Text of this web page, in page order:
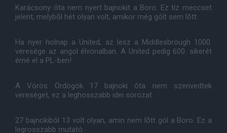
Karácsony óta nem nyert bajnokit a Boro. Ez tíz meccset
jelent, melybõl hét olyan volt, amikor még gólt sem lõtt.
Ha nyer holnap a United, az lesz a Middlesbrough 1000.
veresége az angol élvonalban. A United pedig 600. sikerét
érné el a PL-ben!
A Vörös Ördögök 17 bajnoki óta nem szenvedtek
vereséget, ez a leghosszabb idei sorozat.
27 bajnokiból 13 volt olyan, amin nem lõtt gól a Boro. Ez a
legrosszabb mutató.